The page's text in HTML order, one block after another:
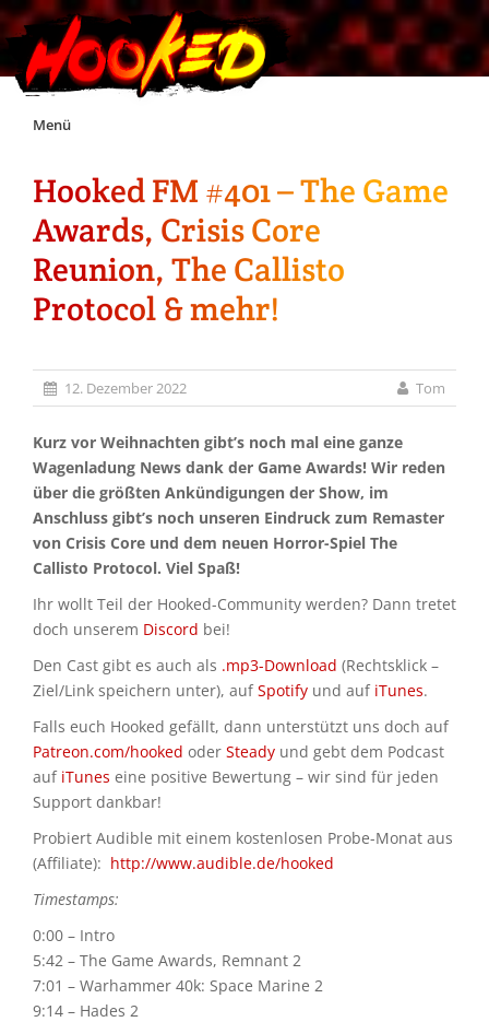
Skip
Menü
Unterstützt Hooked!
Exklusiv für Supporter*innen
Impressum
Jobs
Discord
Hooked FM #401 – The Game
Awards, Crisis Core
Reunion, The Callisto
Protocol & mehr!
12. Dezember 2022 Tom
Kurz vor Weihnachten gibt’s noch mal eine ganze
Wagenladung News dank der Game Awards! Wir reden
über die größten Ankündigungen der Show, im
Anschluss gibt’s noch unseren Eindruck zum Remaster
von Crisis Core und dem neuen Horror-Spiel The
Callisto Protocol. Viel Spaß!
Ihr wollt Teil der Hooked-Community werden? Dann tretet
doch unserem Discord bei!
Den Cast gibt es auch als .mp3-Download (Rechtsklick –
Ziel/Link speichern unter), aufSpotify und auf iTunes.
Falls euch Hooked gefällt, dann unterstützt uns doch auf
Patreon.com/hooked oder Steady und gebt dem Podcast
auf iTunes eine positive Bewertung – wir sind für jeden
Support dankbar!
Probiert Audible mit einem kostenlosen Probe-Monat aus
(Affiliate): http://www.audible.de/hooked
Timestamps:
0:00 – Intro
5:42 – The Game Awards, Remnant 2
7:01 – Warhammer 40k: Space Marine 2
9:14 – Hades 2